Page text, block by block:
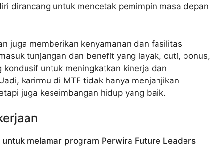
dirancang untuk mencetak pemimpin masa depan
juga memberikan kenyamanan dan fasilitas
tunjangan dan benefit yang layak, cuti, bonus,
kondusif untuk meningkatkan kinerja dan
karirmu di MTF tidak hanya menjanjikan
juga keseimbangan hidup yang baik.
melamar program Perwira Future Leaders